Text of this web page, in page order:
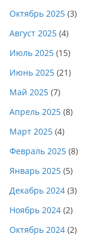
Октябрь 2025 (3)
Август 2025 (4)
Июль 2025 (15)
Июнь 2025 (21)
Май 2025 (7)
Апрель 2025 (8)
Март 2025 (4)
Февраль 2025 (8)
Январь 2025 (5)
Декабрь 2024 (3)
Ноябрь 2024 (2)
Октябрь 2024 (2)